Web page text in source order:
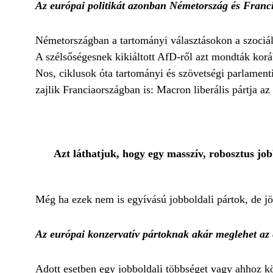
Az európai politikát azonban Németország és
Németországban a tartományi választásokon a
A szélsőségesnek kikiáltott AfD-ről azt mondták
Nos, ciklusok óta tartományi és szövetségi
zajlik Franciaországban is: Macron liberális pártja
Azt láthatjuk, hogy egy masszív, robosztus
Még ha ezek nem is egyívású jobboldali pártok, de
Az európai konzervatív pártoknak akár meglehet az
Adott esetben egy jobboldali többséget vagy ahhoz